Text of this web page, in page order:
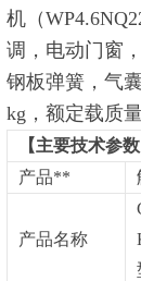
机（
调，电动门窗
钢板弹簧，气
kg，额定载质
【主要技术参数
产品**
产品名称